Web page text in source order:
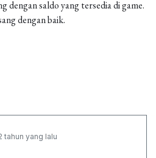
dengan saldo yang tersedia di game.
dengan baik.
tahun yang lalu